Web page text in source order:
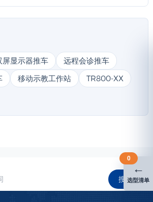
屏显示器推车
远程会诊推车
移动示教工作站
TR800-XX
搜索
←
选型清单
0